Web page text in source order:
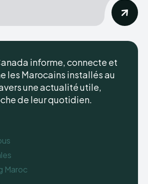
informe, connecte et
les Marocains installés au
une actualité utile,
de leur quotidien.
Maroc